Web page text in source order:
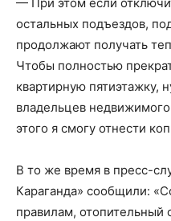
— При этом если
остальных подъездов,
продолжают получать
Чтобы полностью
квартирную пятиэтажку,
владельцев
этого я смогу отнести
В то же время в пресс-
Караганда» сообщили:
правилам, отопительный